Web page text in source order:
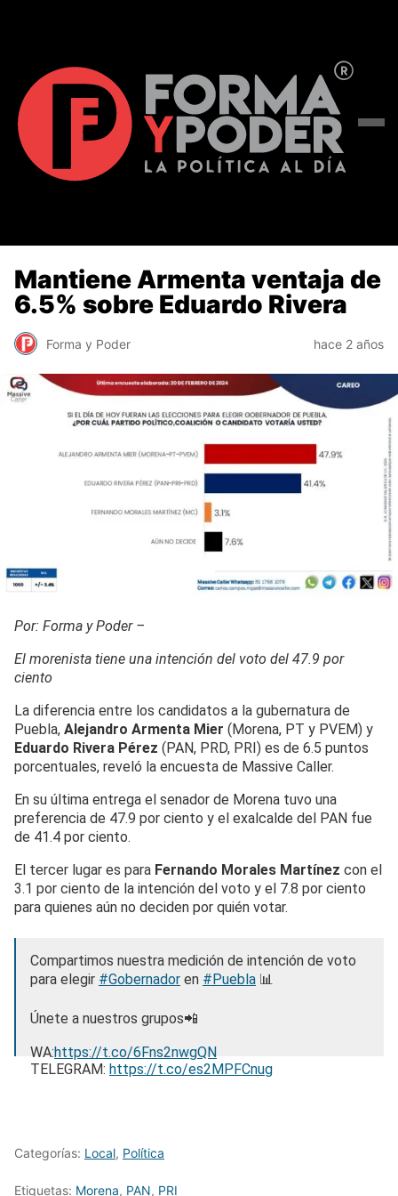
Mantiene Armenta ventaja de
6.5% sobre Eduardo Rivera
Forma y Poder hace 2 años
Por: Forma y Poder –
El morenista tiene una intención del voto del 47.9 por
ciento
La diferencia entre los candidatos a la gubernatura de
Puebla, Alejandro Armenta Mier (Morena, PT y PVEM) y
Eduardo Rivera Pérez (PAN, PRD, PRI) es de 6.5 puntos
porcentuales, reveló la encuesta de Massive Caller.
En su última entrega el senador de Morena tuvo una
preferencia de 47.9 por ciento y el exalcalde del PAN fue
de 41.4 por ciento.
El tercer lugar es para Fernando Morales Martínez con el
3.1 por ciento de la intención del voto y el 7.8 por ciento
para quienes aún no deciden por quién votar.
Compartimos nuestra medición de intención de voto
para elegir #Gobernador en #Puebla 📊
Únete a nuestros grupos📲
WA:https://t.co/6Fns2nwgQN
TELEGRAM: https://t.co/es2MPFCnug
Categorías: Local, Política
Etiquetas: Morena, PAN, PRI